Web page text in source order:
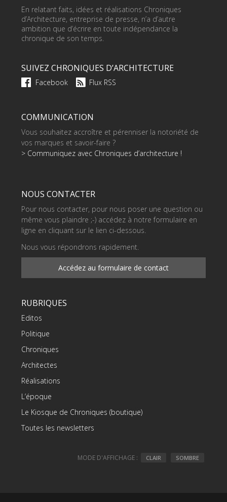
En relatant faits, idées et réalisations Chroniques
d’Architecture, entreprise de presse, n’a d’autre
ambition que d’écrire en toute indépendance la
chronique de son temps.
SUIVEZ CHRONIQUES D’ARCHITECTURE
Facebook Flux RSS
COMMUNICATION
Vous souhaitez accroître et pérenniser la notoriété de
vos marques et savoir-faire ?
> Communiquez avec Chroniques d’architecture !
NOUS CONTACTER
Pour nous contacter, pour nous poser une question ou
même vous plaindre ;-) accédez à notre formulaire en
ligne en cliquant sur le lien ci-dessous.
Nous vous répondrons rapidement.
Accédez au formulaire de contact
RUBRIQUES
Editos
Politique
Chroniques
Architectes
Réalisations
L’époque
Le Kiosque de Chroniques (boutique)
Toutes les newsletters
MODE D'AFFICHAGE : CLAIR SOMBRE